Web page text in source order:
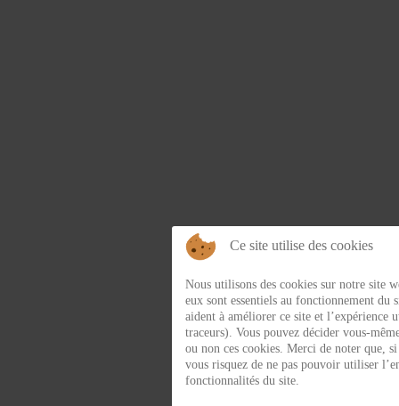
Ce site utilise des cookies
Nous utilisons des cookies sur notre site
eux sont essentiels au fonctionnement du
aident à améliorer ce site et l’expérience
traceurs). Vous pouvez décider vous-
ou non ces cookies. Merci de noter que,
vous risquez de ne pas pouvoir utiliser
fonctionnalités du site.